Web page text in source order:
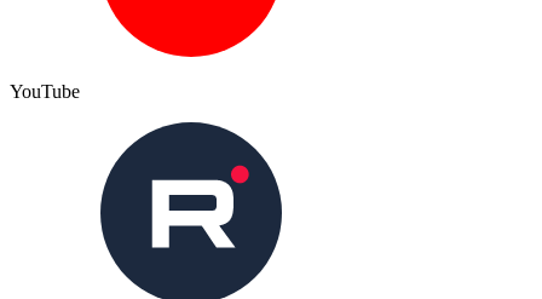
YouTube